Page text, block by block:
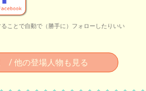
ことで自動で（勝手に）フォローしたりいい
/ 他の登場人物も見る